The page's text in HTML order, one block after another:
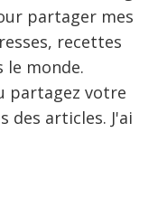
partager mes
recettes
monde.
partagez votre
des articles. J'ai